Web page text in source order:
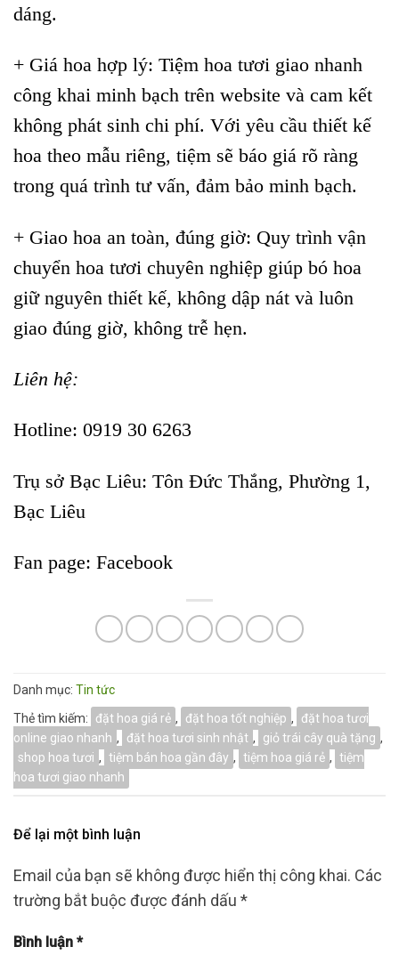
dáng.
+ Giá hoa hợp lý: Tiệm hoa tươi giao nhanh
công khai minh bạch trên website và cam kết
không phát sinh chi phí. Với yêu cầu thiết kế
hoa theo mẫu riêng, tiệm sẽ báo giá rõ ràng
trong quá trình tư vấn, đảm bảo minh bạch.
+ Giao hoa an toàn, đúng giờ: Quy trình vận
chuyển hoa tươi chuyên nghiệp giúp bó hoa
giữ nguyên thiết kế, không dập nát và luôn
giao đúng giờ, không trễ hẹn.
Liên hệ:
Hotline: 0919 30 6263
Trụ sở Bạc Liêu: Tôn Đức Thắng, Phường 1,
Bạc Liêu
Fan page: Facebook
Danh mục: Tin tức
Thẻ tìm kiếm:
đặt hoa giá rẻ , đặt hoa tốt nghiệp ,
đặt hoa tươi
online giao nhanh , đặt hoa tươi sinh nhật , giỏ trái cây quà tặng ,
shop hoa tươi , tiệm bán hoa gần đây , tiệm hoa giá rẻ , tiệm
hoa tươi giao nhanh
Để lại một bình luận
Email của bạn sẽ không được hiển thị công khai. Các
trường bắt buộc được đánh dấu *
Bình luận *